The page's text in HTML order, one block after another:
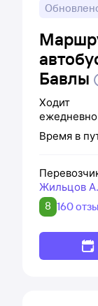
Бавлы
Ходит
ежедневно
Время в
Жильцов
8 160